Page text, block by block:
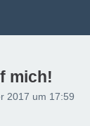
mich!
2017 um 17:59